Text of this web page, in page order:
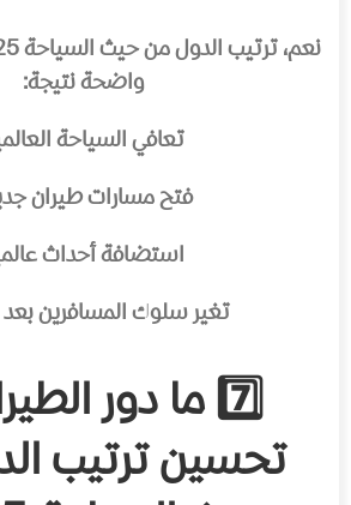
واضحة نتيجة:
تعافي السياحة
فتح مسارات طيران
استضافة أحداث
تغير سلوك المسافرين بعد
7️⃣ ما دور
تحسين ترتيب